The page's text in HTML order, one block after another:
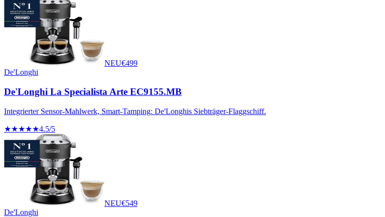
NEU€499
De'Longhi
De'Longhi La Specialista Arte EC9155.MB
Integrierter Sensor-Mahlwerk, Smart-Tamping: De'Longhis Siebträger-Flaggschiff.
★★★★★4.5/5
NEU€549
De'Longhi